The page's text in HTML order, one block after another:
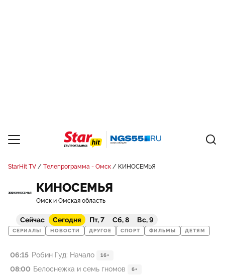
StarHit TV Телепрограмма - Омск КИНОСЕМЬЯ
КИНОСЕМЬЯ
Омск и Омская область
Сейчас Сегодня Пт, 7 Сб, 8 Вс, 9
СЕРИАЛЫ НОВОСТИ ДРУГОЕ СПОРТ ФИЛЬМЫ ДЕТЯМ
06:15 Робин Гуд: Начало 16+
08:00 Белоснежка и семь гномов 6+